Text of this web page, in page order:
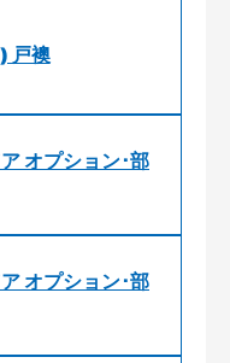
戸襖
オプション･部
オプション･部